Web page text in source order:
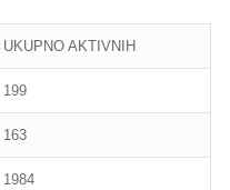
UKUPNO AKTIVNIH
199
163
1984